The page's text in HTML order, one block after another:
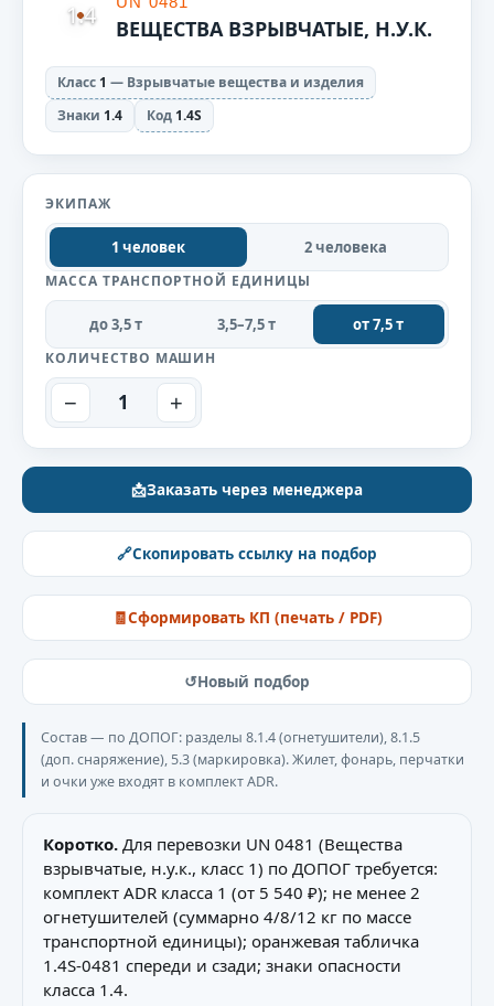
1.4 ВЕЩЕСТВА ВЗРЫВЧАТЫЕ, Н.У.К.
Класс 1 — Взрывчатые вещества и изделия
Знаки 1.4 Код 1.4S
ЭКИПАЖ
1 человек 2 человека
МАССА ТРАНСПОРТНОЙ ЕДИНИЦЫ
до 3,5 т 3,5–7,5 т от 7,5 т
КОЛИЧЕСТВО МАШИН
− +
📩Заказать через менеджера
🔗Скопировать ссылку на подбор
🧾Сформировать КП (печать / PDF)
↺Новый подбор
Состав — по ДОПОГ: разделы 8.1.4 (огнетушители), 8.1.5
(доп. снаряжение), 5.3 (маркировка). Жилет, фонарь, перчатки
и очки уже входят в комплект ADR.
Коротко. Для перевозки UN 0481 (Вещества
взрывчатые, н.у.к., класс 1) по ДОПОГ требуется:
комплект ADR класса 1 (от 5 540 ₽); не менее 2
огнетушителей (суммарно 4/8/12 кг по массе
транспортной единицы); оранжевая табличка
1.4S-0481 спереди и сзади; знаки опасности
класса 1.4.